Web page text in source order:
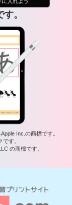
。
Inc.の商標です。
す。
の商標です。